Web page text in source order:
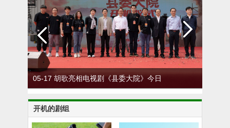
05-17 胡歌亮相电视剧《县委大院》今日
在安徽开机
开机的剧组